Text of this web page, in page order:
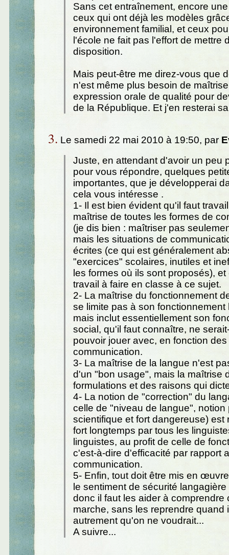
Sans cet entraînement, encore
ceux qui ont déjà les modèles
environnement familial, et ceux
l'école ne fait pas l'effort de mettre
disposition.
Mais peut-être me direz-vous que
n'est même plus besoin de
expression orale de qualité pour
de la République. Et j'en resterai
3. Le samedi 22 mai 2010 à 19:50, par
Juste, en attendant d'avoir un peu
pour vous répondre, quelques
importantes, que je développerai
cela vous intéresse .
1- Il est bien évident qu'il faut
maîtrise de toutes les formes de
(je dis bien : maîtriser pas
mais les situations de
écrites (ce qui est généralement
"exercices" scolaires, inutiles et
les formes où ils sont proposés), et
travail à faire en classe à ce sujet.
2- La maîtrise du fonctionnement
se limite pas à son fonctionnement
mais inclut essentiellement son
social, qu'il faut connaître, ne
pouvoir jouer avec, en fonction
communication.
3- La maîtrise de la langue n'est
d'un "bon usage", mais la maîtrise
formulations et des raisons qui
4- La notion de "correction" du
celle de "niveau de langue", notion
scientifique et fort dangereuse) est
fort longtemps par tous les
linguistes, au profit de celle de
c'est-à-dire d'efficacité par rapport
communication.
5- Enfin, tout doit être mis en
le sentiment de sécurité
donc il faut les aider à comprendre
marche, sans les reprendre quand
autrement qu'on ne voudrait...
A suivre...